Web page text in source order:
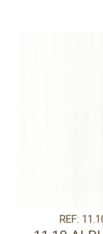
REF: